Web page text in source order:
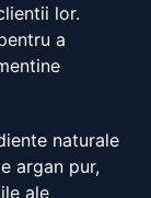
lor.
a
naturale
argan pur,
ale